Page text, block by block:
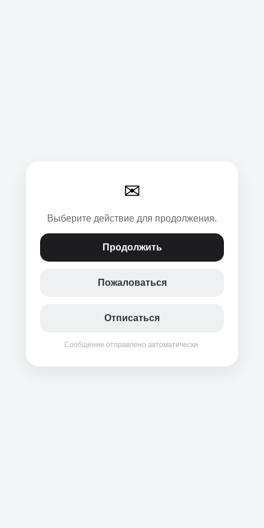
✉
Выберите действие для продолжения.
Продолжить
Пожаловаться
Отписаться
Сообщение отправлено автоматически.